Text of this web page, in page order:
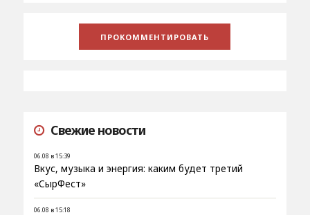
Свежие новости
06.08 в 15:39
Вкус, музыка и энергия: каким будет третий
«СырФест»
06.08 в 15:18